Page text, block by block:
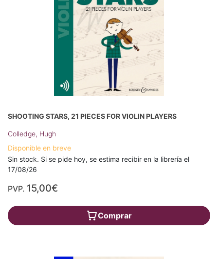
SHOOTING STARS, 21 PIECES FOR VIOLIN PLAYERS
Colledge, Hugh
Disponible en breve
Sin stock. Si se pide hoy, se estima recibir en la librería el
17/08/26
PVP. 15,00€
Comprar